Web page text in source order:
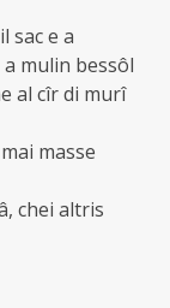
sac e a
mulin bessôl
al cîr di murî
masse
chei altris